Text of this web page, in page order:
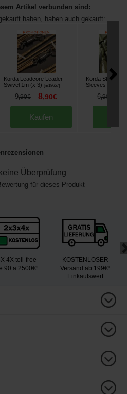
Artikel verbunden sind:
haben, haben auch gekauft:
Korda Leadcore Leader
Swivel 1m (x 3)
[m18657]
9,90€ 8,90€
Kaufen
Korda Standard
Sleeves (x 25)
6,90
Überprüfung
für dieses Produkt
4X toll-free
90 a 2500€²
KOSTENLOSER
Versand ab 199€¹
Einkaufswert